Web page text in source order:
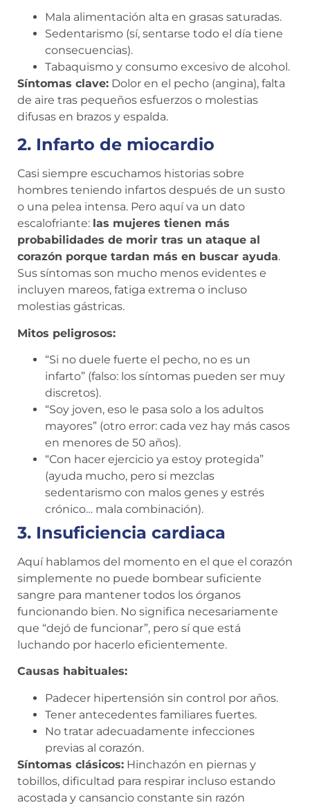
Mala alimentación alta en grasas saturadas.
Sedentarismo (sí, sentarse todo el día tiene
consecuencias).
Tabaquismo y consumo excesivo de alcohol.
Síntomas clave: Dolor en el pecho (angina), falta
de aire tras pequeños esfuerzos o molestias
difusas en brazos y espalda.
2. Infarto de miocardio
Casi siempre escuchamos historias sobre
hombres teniendo infartos después de un susto
o una pelea intensa. Pero aquí va un dato
escalofriante: las mujeres tienen más
probabilidades de morir tras un ataque al
corazón porque tardan más en buscar ayuda.
Sus síntomas son mucho menos evidentes e
incluyen mareos, fatiga extrema o incluso
molestias gástricas.
Mitos peligrosos:
“Si no duele fuerte el pecho, no es un
infarto” (falso: los síntomas pueden ser muy
discretos).
“Soy joven, eso le pasa solo a los adultos
mayores” (otro error: cada vez hay más casos
en menores de 50 años).
“Con hacer ejercicio ya estoy protegida”
(ayuda mucho, pero si mezclas
sedentarismo con malos genes y estrés
crónico… mala combinación).
3. Insuficiencia cardiaca
Aquí hablamos del momento en el que el corazón
simplemente no puede bombear suficiente
sangre para mantener todos los órganos
funcionando bien. No significa necesariamente
que “dejó de funcionar”, pero sí que está
luchando por hacerlo eficientemente.
Causas habituales:
Padecer hipertensión sin control por años.
Tener antecedentes familiares fuertes.
No tratar adecuadamente infecciones
previas al corazón.
Síntomas clásicos: Hinchazón en piernas y
tobillos, dificultad para respirar incluso estando
acostada y cansancio constante sin razón